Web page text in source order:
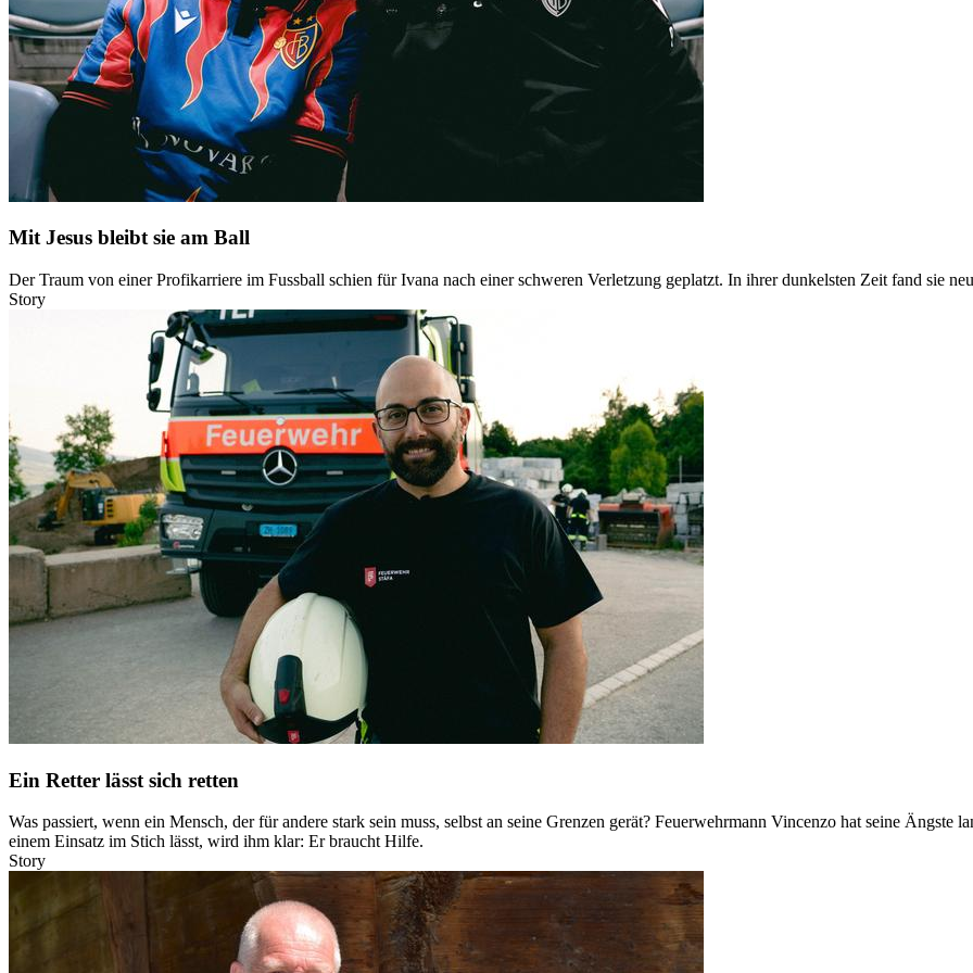
Mit Jesus bleibt sie am Ball
Der Traum von einer Profikarriere im Fussball schien für Ivana nach einer schweren Verletzung geplatzt. In ihrer dunkelsten Zeit fand sie
Story
Ein Retter lässt sich retten
Was passiert, wenn ein Mensch, der für andere stark sein muss, selbst an seine Grenzen gerät? Feuerwehrmann Vincenzo hat seine
einem Einsatz im Stich lässt, wird ihm klar: Er braucht Hilfe.
Story